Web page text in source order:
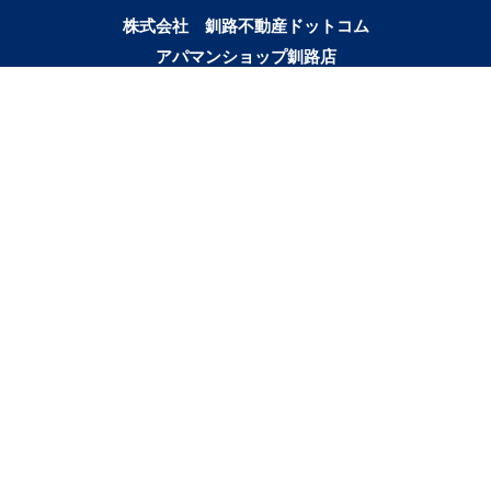
株式会社 釧路不動産ドットコム
アパマンショップ釧路店